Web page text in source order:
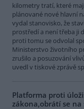
kilometry tratí, které
plánované nové hlavní
vydal stanovisko, že
prostředí a není třeba ji
proti tomu se odvolal
Ministerstvo životního
zrušilo a posuzování
uvedl v tiskové zprávě
Platforma proti
zákona,obrátí se